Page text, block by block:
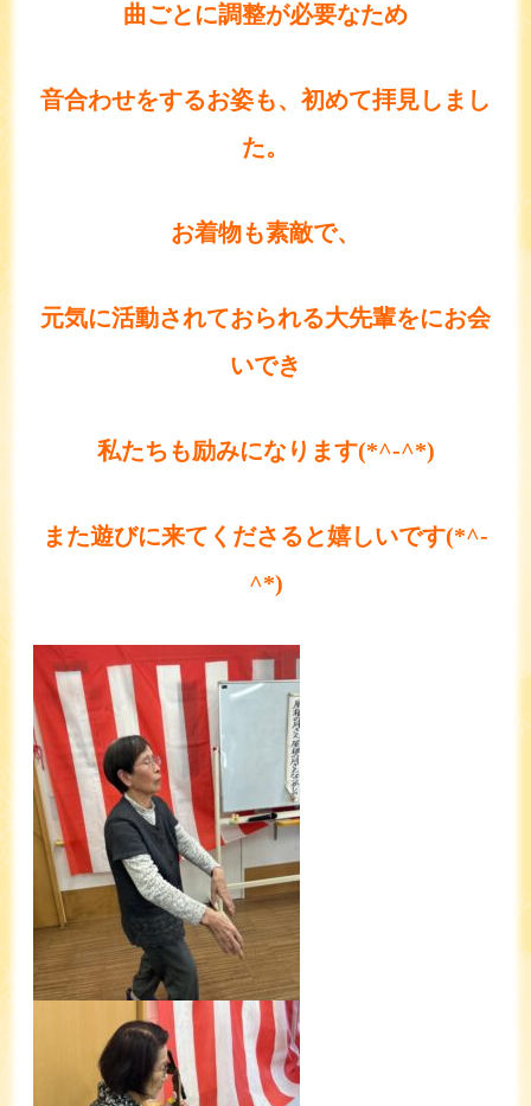
曲ごとに調整が必要なため
音合わせをするお姿も、初めて拝見しまし
た。
お着物も素敵で、
元気に活動されておられる大先輩をにお会
いでき
私たちも励みになります(*^-^*)
また遊びに来てくださると嬉しいです(*^-
^*)